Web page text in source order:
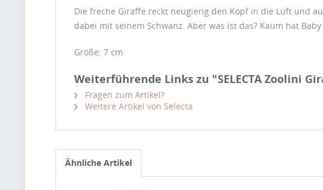
Die freche Giraffe reckt neugierig den Kopf in die Luft und
dabei mit seinem Schwanz. Aber was ist das? Kaum hat
Größe: 7 cm
Weiterführende Links zu "SELECTA Zoolini
Fragen zum Artikel?
Weitere Artikel von Selecta
Ähnliche Artikel